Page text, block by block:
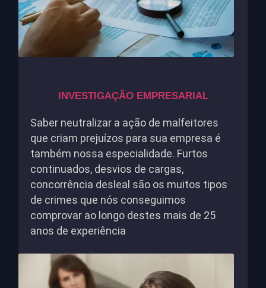
INVESTIGAÇÃO EMPRESARIAL
Saber neutralizar a ação de malfeitores
que criam prejuízos para sua empresa é
também nossa especialidade. Furtos
continuados, desvios de cargas,
concorrência desleal são os muitos tipos
de crimes que nós conseguimos
comprovar ao longo destes mais de 25
anos de experiência